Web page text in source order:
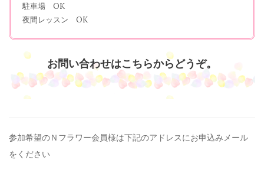
駐車場 OK
夜間レッスン OK
お問い合わせはこちらからどうぞ。
参加希望のＮフラワー会員様は下記のアドレスにお申込みメール
を ください